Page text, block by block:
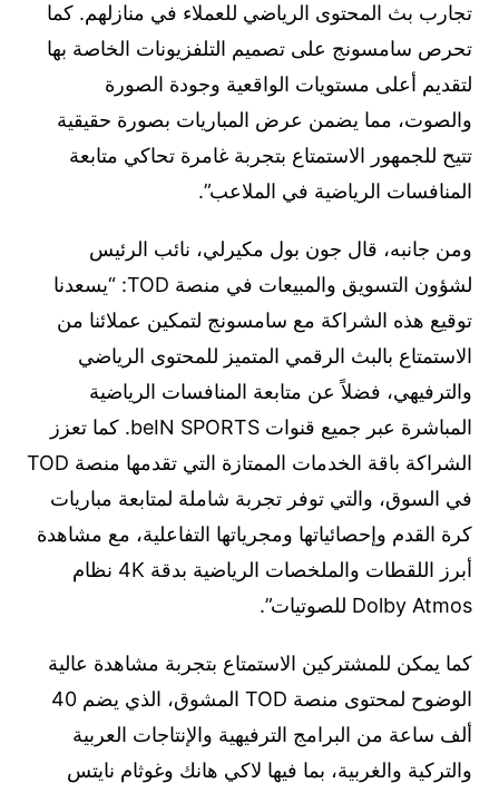
تجارب بث المحتوى الرياضي للعملاء في منازلهم. كما
تحرص سامسونج على تصميم التلفزيونات الخاصة بها
لتقديم أعلى مستويات الواقعية وجودة الصورة
والصوت، مما يضمن عرض المباريات بصورة حقيقية
تتيح للجمهور الاستمتاع بتجربة غامرة تحاكي متابعة
المنافسات الرياضية في الملاعب”.
ومن جانبه، قال جون بول مكيرلي، نائب الرئيس
لشؤون التسويق والمبيعات في منصة TOD: “يسعدنا
توقيع هذه الشراكة مع سامسونج لتمكين عملائنا من
الاستمتاع بالبث الرقمي المتميز للمحتوى الرياضي
والترفيهي، فضلاً عن متابعة المنافسات الرياضية
المباشرة عبر جميع قنوات beIN SPORTS. كما تعزز
الشراكة باقة الخدمات الممتازة التي تقدمها منصة TOD
في السوق، والتي توفر تجربة شاملة لمتابعة مباريات
كرة القدم وإحصائياتها ومجرياتها التفاعلية، مع مشاهدة
أبرز اللقطات والملخصات الرياضية بدقة 4K نظام
Dolby Atmos للصوتيات”.
كما يمكن للمشتركين الاستمتاع بتجربة مشاهدة عالية
الوضوح لمحتوى منصة TOD المشوق، الذي يضم 40
ألف ساعة من البرامج الترفيهية والإنتاجات العربية
والتركية والغربية، بما فيها لاكي هانك وغوثام نايتس